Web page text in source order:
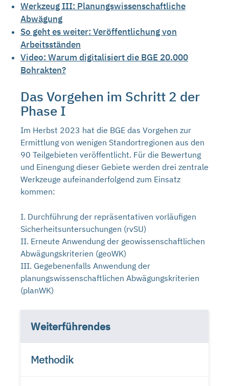
Werkzeug III: Planungswissenschaftliche
Abwägung
So geht es weiter: Veröffentlichung von
Arbeitsständen
Video: Warum digitalisiert die BGE 20.000
Bohrakten?
Das Vorgehen im Schritt 2 der
Phase I
Im Herbst 2023 hat die BGE das Vorgehen zur
Ermittlung von wenigen Standortregionen aus den
90 Teilgebieten veröffentlicht. Für die Bewertung
und Einengung dieser Gebiete werden drei zentrale
Werkzeuge aufeinanderfolgend zum Einsatz
kommen:
I. Durchführung der repräsentativen vorläufigen
Sicherheitsuntersuchungen (rvSU)
II. Erneute Anwendung der geowissenschaftlichen
Abwägungskriterien (geoWK)
III. Gegebenenfalls Anwendung der
planungswissenschaftlichen Abwägungskriterien
(planWK)
Weiterführendes
Methodik